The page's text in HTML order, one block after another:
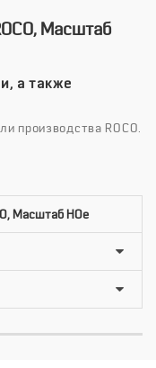
Масштаб
а также
производства ROCO.
Масштаб HOe